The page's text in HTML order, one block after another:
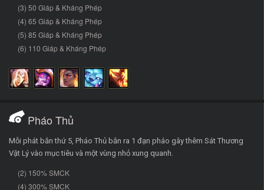
(3) 50 Giáp & Kháng Phép
(4) 65 Giáp & Kháng Phép
(5) 85 Giáp & Kháng Phép
(6) 110 Giáp & Kháng Phép
Pháo Thủ
Mỗi phát bắn thứ 5, Pháo Thủ bắn ra 1 đạn pháo gây thêm Sát Thương
Vật Lý vào mục tiêu và một vùng nhỏ xung quanh.
(2) 150% SMCK
(4) 300% SMCK